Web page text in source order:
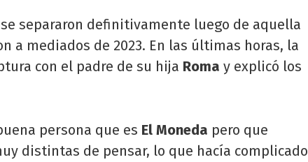
se separaron definitivamente luego de aquella
a mediados de 2023. En las últimas horas, la
con el padre de su hija Roma y explicó los
persona que es El Moneda pero que
distintas de pensar, lo que hacía complicado